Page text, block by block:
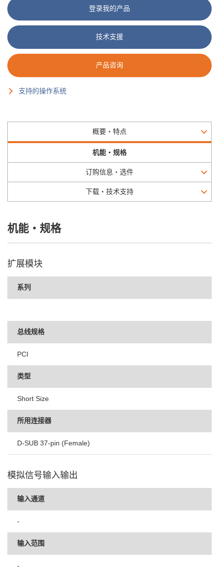
登录我的产品
技术支援
产品咨询
支持的操作系统
概要・特点
机能・规格
订购信息・选件
下载・技术支持
机能・规格
扩展模块
系列
总线规格
PCI
类型
Short Size
所用连接器
D-SUB 37-pin (Female)
模拟信号输入输出
输入通道
-
输入范围
-